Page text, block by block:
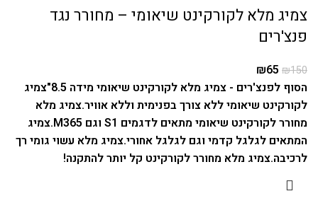
צמיג מלא לקורקינט שיאומי – מחורר נגד
פנצ'רים
₪150
₪65
הסוף לפנצ'רים - צמיג מלא לקורקינט שיאומי מידה 8.5"
צמיג
לקורקינט שיאומי ללא צורך בפנימית וללא אוויר.צמיג מלא
מחורר לקורקינט שיאומי מתאים לדגמים S1 וגם M365.
צמיג
המתאים לגלגל קדמי וגם לגלגל אחורי.צמיג מלא עשוי גומי רך
לרכיבה.צמיג מלא מחורר לקורקינט קל יותר להתקנה!